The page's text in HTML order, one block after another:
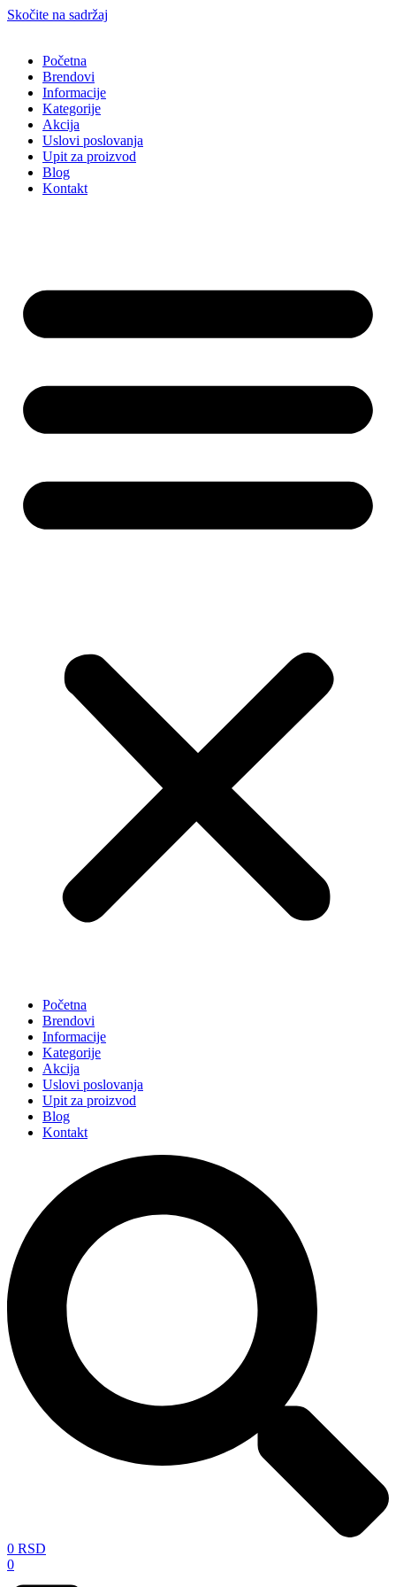
Skočite na sadržaj
Početna
Brendovi
Informacije
Kategorije
Akcija
Uslovi poslovanja
Upit za proizvod
Blog
Kontakt
Početna
Brendovi
Informacije
Kategorije
Akcija
Uslovi poslovanja
Upit za proizvod
Blog
Kontakt
0 RSD
0